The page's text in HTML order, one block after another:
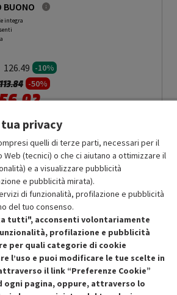
BUONO
integra
126.49 -10%
Prezzo ridotto da
113.84a-50%
Aggiungi al carrello
RICONDIZIONATI
del 50% sul prodotto ricondizionato.
di vendita
privacy
quelli di terze parti, necessari per il
(tecnici) o che ci aiutano a ottimizzare il
e a visualizzare pubblicità
e pubblicità mirata).
di funzionalità, profilazione e pubblicità
del tuo consenso.
tutti", acconsenti volontariamente
profilazione e pubblicità
per quali categorie di cookie
l’uso e puoi modificare le tue scelte in
il link “Preferenze Cookie”
ogni pagina, oppure, attraverso lo